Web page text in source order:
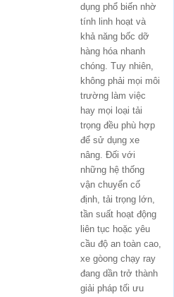
dụng phổ biến nhờ
tính linh hoạt và
khả năng bốc dỡ
hàng hóa nhanh
chóng. Tuy nhiên,
không phải mọi môi
trường làm việc
hay mọi loại tải
trọng đều phù hợp
để sử dụng xe
nâng. Đối với
những hệ thống
vận chuyển cố
định, tải trọng lớn,
tần suất hoạt động
liên tục hoặc yêu
cầu độ an toàn cao,
xe gòong chạy ray
đang dần trở thành
giải pháp tối ưu